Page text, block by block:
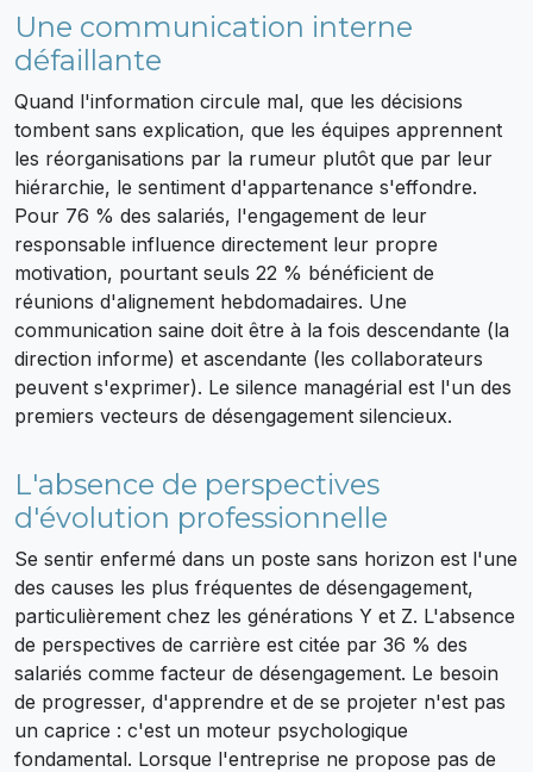
Une communication interne
défaillante
Quand l'information circule mal, que les décisions
tombent sans explication, que les équipes apprennent
les réorganisations par la rumeur plutôt que par leur
hiérarchie, le sentiment d'appartenance s'effondre.
Pour 76 % des salariés, l'engagement de leur
responsable influence directement leur propre
motivation, pourtant seuls 22 % bénéficient de
réunions d'alignement hebdomadaires. Une
communication saine doit être à la fois descendante (la
direction informe) et ascendante (les collaborateurs
peuvent s'exprimer). Le silence managérial est l'un des
premiers vecteurs de désengagement silencieux.
L'absence de perspectives
d'évolution professionnelle
Se sentir enfermé dans un poste sans horizon est l'une
des causes les plus fréquentes de désengagement,
particulièrement chez les générations Y et Z. L'absence
de perspectives de carrière est citée par 36 % des
salariés comme facteur de désengagement. Le besoin
de progresser, d'apprendre et de se projeter n'est pas
un caprice : c'est un moteur psychologique
fondamental. Lorsque l'entreprise ne propose pas de